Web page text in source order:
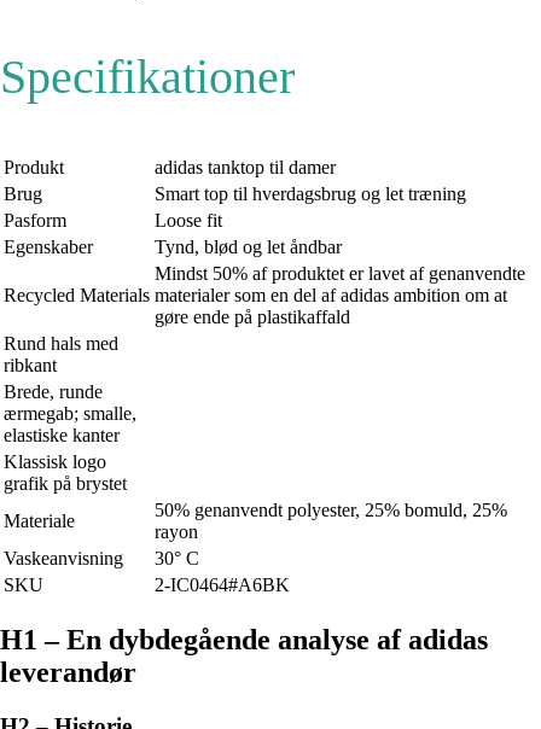
Specifikationer
Produkt
adidas tanktop til damer
Brug
Smart top til hverdagsbrug og let træning
Pasform
Loose fit
Egenskaber
Tynd, blød og let åndbar
Recycled Materials
Mindst 50% af produktet er lavet af genanvendte
materialer som en del af adidas ambition om at
gøre ende på plastikaffald
Rund hals med
ribkant
Brede, runde
ærmegab; smalle,
elastiske kanter
Klassisk logo
grafik på brystet
Materiale
50% genanvendt polyester, 25% bomuld, 25%
rayon
Vaskeanvisning
30° C
SKU
2-IC0464#A6BK
H1 – En dybdegående analyse af adidas
leverandør